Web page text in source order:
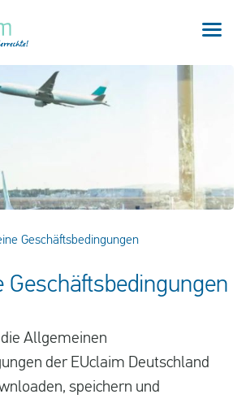
Geschäftsbedingungen
Allgemeinen
der EUclaim Deutschland
speichern und